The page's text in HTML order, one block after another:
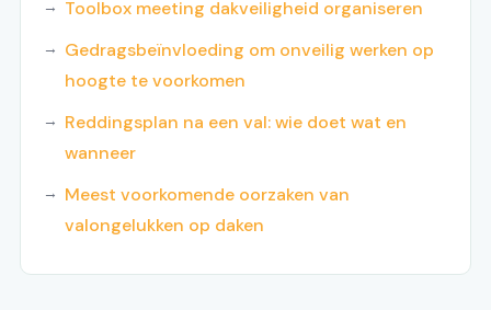
Toolbox meeting dakveiligheid organiseren
Gedragsbeïnvloeding om onveilig werken op
hoogte te voorkomen
Reddingsplan na een val: wie doet wat en
wanneer
Meest voorkomende oorzaken van
valongelukken op daken